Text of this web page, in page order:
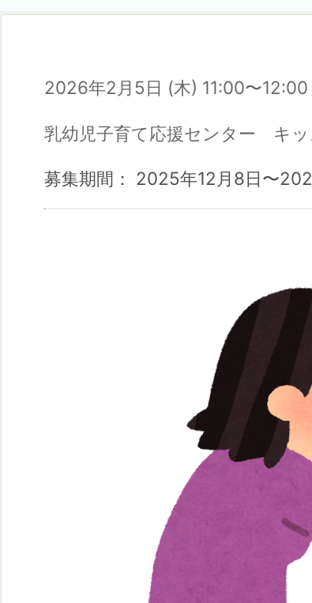
2026年2月5日 (木) 11:00〜12:00
乳幼児子育て応援センター キ
募集期間： 2025年12月8日〜